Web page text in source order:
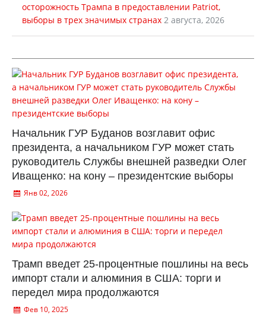
осторожность Трампа в предоставлении Patriot,
выборы в трех значимых странах 2 августа, 2026
Начальник ГУР Буданов возглавит офис
президента, а начальником ГУР может стать
руководитель Службы внешней разведки Олег
Иващенко: на кону – президентские выборы
Янв 02, 2026
Трамп введет 25-процентные пошлины на весь
импорт стали и алюминия в США: торги и
передел мира продолжаются
Фев 10, 2025